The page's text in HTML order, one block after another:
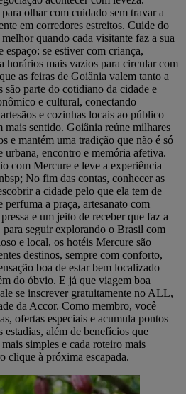
olhar com cuidado sem travar a
em corredores estreitos. Cuide do
quando cada visitante faz a sua
espaço: se estiver com criança,
horários mais vazios para circular com
as feiras de Goiânia valem tanto a
parte do cotidiano da cidade e
e cultural, conectando
e cozinhas locais ao público
mais sentido. Goiânia reúne milhares
e mantém uma tradição que não é só
urbana, encontro e memória afetiva.
com Mercure e leve a experiência
No fim das contas, conhecer as
a cidade pelo que ela tem de
a praça, artesanato com
e um jeito de receber que faz a
para seguir explorando o Brasil com
e local, os hotéis Mercure são
destinos, sempre com conforto,
boa de estar bem localizado
do óbvio. E já que viagem boa
se inscrever gratuitamente no ALL,
da Accor. Como membro, você
ofertas especiais e acumula pontos
estadias, além de benefícios que
simples e cada roteiro mais
clique à próxima escapada.